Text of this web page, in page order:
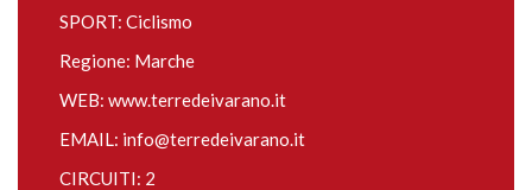
SPORT: Ciclismo
Regione: Marche
WEB: www.terredeivarano.it
EMAIL: info@terredeivarano.it
CIRCUITI: 2